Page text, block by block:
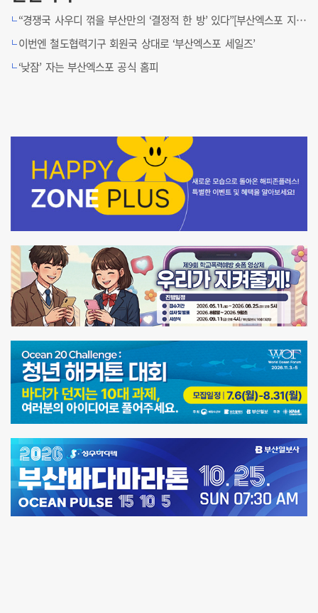
“경쟁국 사우디 꺾을 부산만의 ‘결정적 한 방’ 있다”[부산엑스포 지지합니다]
이번엔 철도협력기구 회원국 상대로 ‘부산엑스포 세일즈’
‘낮잠’ 자는 부산엑스포 공식 홈피